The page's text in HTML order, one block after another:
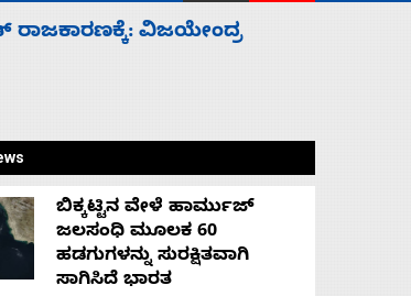
ಭಾರತ
ಬಿಕ್ಕಟ್ಟಿನ ವೇಳೆ ಹಾರ್ಮುಜ್
ಜಲಸಂಧಿ ಮೂಲಕ 60
ಹಡಗುಗಳನ್ನು ಸುರಕ್ಷಿತವಾಗಿ
ಸಾಗಿಸಿದೆ ಭಾರತ